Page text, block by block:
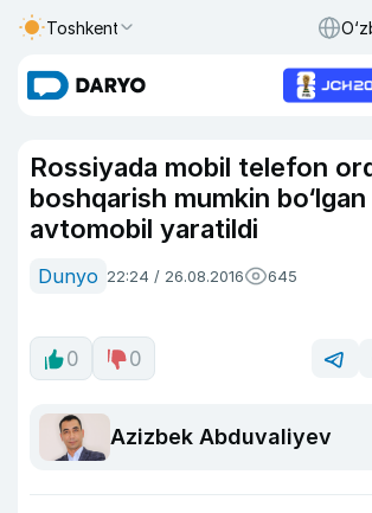
Toshkent
Rossiyada mobil telefon
boshqarish mumkin
avtomobil yaratildi
Dunyo 22:24 / 26.08.2016 645
0 0
Azizbek Abduvaliyev